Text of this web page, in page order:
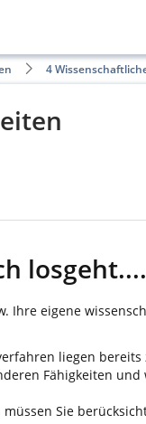
4
losgeht....
Ihre eigene
liegen
Fähigkeiten
Sie